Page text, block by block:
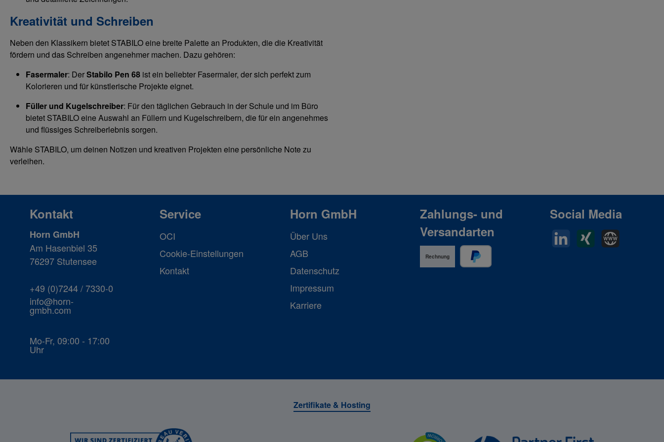
Kreativität und Schreiben
Neben den Klassikern bietet STABILO eine breite Palette an Produkten, die die Kreativität
fördern und das Schreiben angenehmer machen. Dazu gehören:
Fasermaler: DerStabilo Pen 68 ist ein beliebter Fasermaler, der sich perfekt zum
Kolorieren und für künstlerische Projekte eignet.
Füller und Kugelschreiber: Für den täglichen Gebrauch in der Schule und im Büro
bietet STABILO eine Auswahl an Füllern und Kugelschreibern, die für ein angenehmes
und flüssiges Schreiberlebnis sorgen.
Wähle STABILO, um deinen Notizen und kreativen Projekten eine persönliche Note zu
verleihen.
Kontakt
Horn GmbH
Am Hasenbiel 35
76297 Stutensee
+49 (0)7244 / 7330-0
info@horn-
gmbh.com
Mo-Fr, 09:00 - 17:00
Uhr
Service
OCI
Cookie-Einstellungen
Kontakt
Horn GmbH
Über Uns
AGB
Datenschutz
Impressum
Karriere
Zahlungs- und
Versandarten
Rechnung
Social Media
LinkedInXing Horn Website
Zertifikate & Hosting